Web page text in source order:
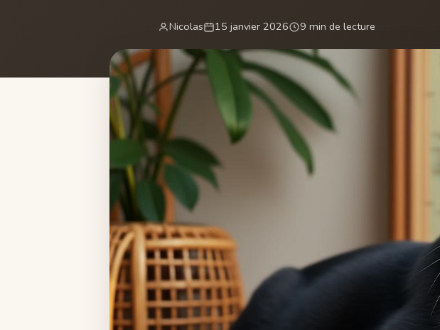
Nicolas 15 janvier 2026 9 min de lecture